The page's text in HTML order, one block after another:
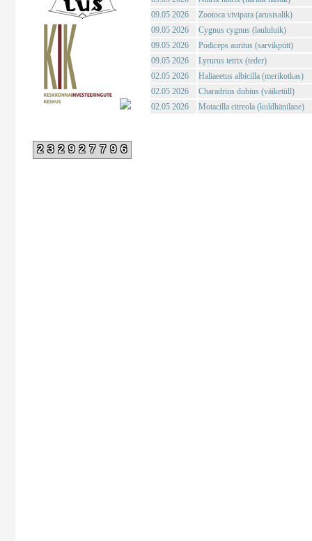
232927796
09.05 2026
Zootoca vivipara (arusisalik)
09.05 2026
Cygnus cygnus (laululuik)
09.05 2026
Podiceps auritus (sarvikpütt)
09.05 2026
Lyrurus tetrix (teder)
02.05 2026
Haliaeetus albicilla (merikotkas)
02.05 2026
Charadrius dubius (väiketüll)
02.05 2026
Motacilla citreola (kuldhänilane)